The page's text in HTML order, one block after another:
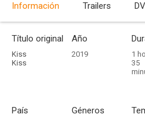
Información Trailers
Título original
Kiss
Kiss
Año
2019
1
35
País Géneros